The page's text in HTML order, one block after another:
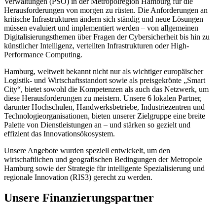
Herausforderungen von morgen zu rüsten. Die Anforderungen an
kritische Infrastrukturen ändern sich ständig und neue Lösungen
müssen evaluiert und implementiert werden – von allgemeinen
Digitalisierungsthemen über Fragen der Cybersicherheit bis hin zu
künstlicher Intelligenz, verteilten Infrastrukturen oder High-
Performance Computing.
Hamburg, weltweit bekannt nicht nur als wichtiger europäischer
Logistik- und Wirtschaftsstandort sowie als preisgekrönte „Smart
City“, bietet sowohl die Kompetenzen als auch das Netzwerk, um
diese Herausforderungen zu meistern. Unsere 6 lokalen Partner,
darunter Hochschulen, Handwerksbetriebe, Industriezentren und
Technologieorganisationen, bieten unserer Zielgruppe eine breite
Palette von Dienstleistungen an – und stärken so gezielt und
effizient das Innovationsökosystem.
Unsere Angebote wurden speziell entwickelt, um den
wirtschaftlichen und geografischen Bedingungen der Metropole
Hamburg sowie der Strategie für intelligente Spezialisierung und
regionale Innovation (RIS3) gerecht zu werden.
Unsere Finanzierungspartner